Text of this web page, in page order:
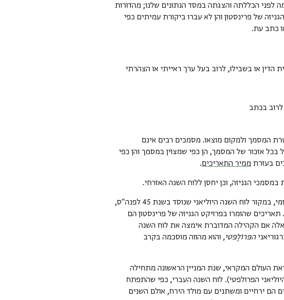
לפני הכללתה והצגתה במסד הנתונים שלנו; מהדורות
של פרינסטון והן לא עברו ביקורת עמיתים כפי
כתב עת.
הדין או בשבילו, לרוב בעל ערך ראייתי או הצהרתי
בכתב
המסמך ולמקום מוצאו. מסמכים רבים אינם
אזכור של המסמך, הן כפי שמצוין במסמך והן כפי
בעזרת ממיר התאריכים.
הגניזה, וכן יחסן ללוח השנה האזרחי.
: לוח השנה המערבי המצוי בשימוש יומיומי, במקור לוח השנה היוליאני שנוסד בשנת 45 לפנה"ס,
לוח השנה הגרגוריאני. תאריכים שהומרו בפרויקט הגניזה של פרינסטון הם
אחרי 1582 (בהתעלם מהשאלה אם הקהילה המדוברת אימצה את לוח השנה
הפּרוֹלֶפּטי, והוא מהווה מוסכמה בקרב
העולם המקראי, שנת המניין הראשונה מתחילה
(לפי לוח השנה היוליאני הפרולפטי). לוח השנה העברי, כפי שהתפתח
הם ירחיים ומשתנים עם מולד הירח, אולם השנים